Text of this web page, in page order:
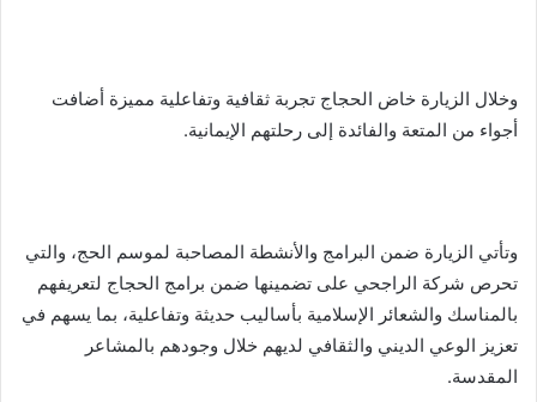
وخلال الزيارة خاض الحجاج تجربة ثقافية وتفاعلية مميزة أضافت
أجواء من المتعة والفائدة إلى رحلتهم الإيمانية.
وتأتي الزيارة ضمن البرامج والأنشطة المصاحبة لموسم الحج، والتي
تحرص شركة الراجحي على تضمينها ضمن برامج الحجاج لتعريفهم
بالمناسك والشعائر الإسلامية بأساليب حديثة وتفاعلية، بما يسهم في
تعزيز الوعي الديني والثقافي لديهم خلال وجودهم بالمشاعر
المقدسة.